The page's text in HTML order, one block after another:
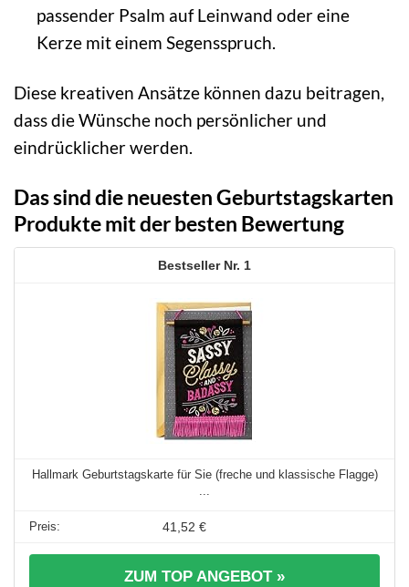
passender Psalm auf Leinwand oder eine
Kerze mit einem Segensspruch.
Diese kreativen Ansätze können dazu beitragen,
dass die Wünsche noch persönlicher und
eindrücklicher werden.
Das sind die neuesten Geburtstagskarten
Produkte mit der besten Bewertung
1
Hallmark Geburtstagskarte für Sie (freche und klassische Flagge)
...
41,52 €
ZUM TOP ANGEBOT »